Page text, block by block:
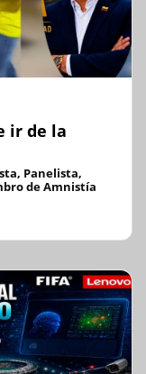
ir de la
Panelista,
de Amnistía